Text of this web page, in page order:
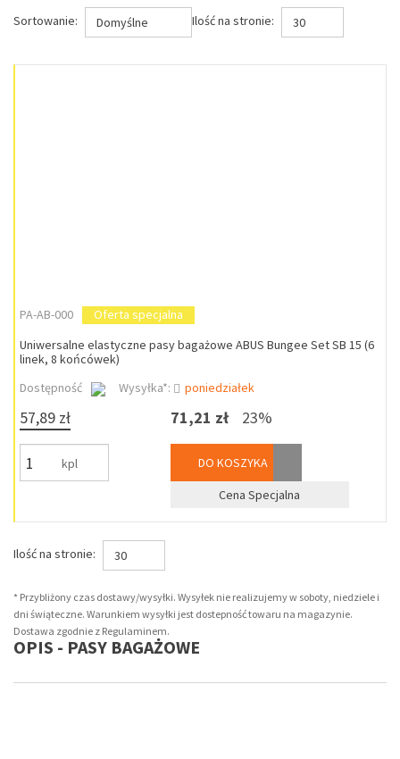
Sortowanie: Domyślne Ilość na stronie: 30
PA-AB-000
Oferta specjalna
Uniwersalne elastyczne pasy bagażowe ABUS Bungee Set SB 15 (6
linek, 8 końcówek)
Dostępność
Wysyłka*: poniedziałek
57,89 zł
kpl
71,21 zł 23%
DO KOSZYKA
Cena Specjalna
Ilość na stronie: 30
* Przybliżony czas dostawy/wysyłki. Wysyłek nie realizujemy w soboty, niedziele i
dni świąteczne. Warunkiem wysyłki jest dostepność towaru na magazynie.
Dostawa zgodnie z Regulaminem.
OPIS - PASY BAGAŻOWE